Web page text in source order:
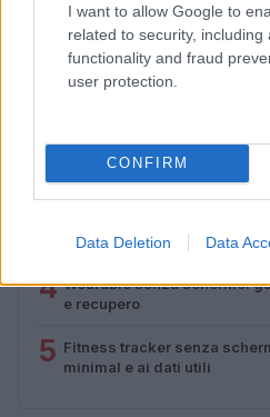
I want to allow Google to
related to security, including
functionality and fraud
user protection.
CONFIRM
Data Deletion Data
2 Circuito total body al parco
Allenamento da spiaggia:
4 Wearable senza schermo:
e recupero
5 Fitness tracker senza
minimal e ai dati utili